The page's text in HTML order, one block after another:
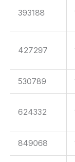
393188
427297
530789
624332
849068